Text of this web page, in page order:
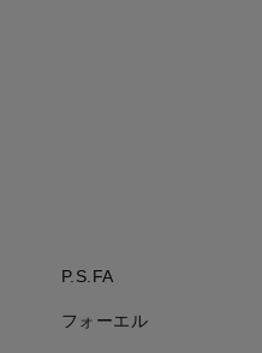
P.S.FA
フォーエル